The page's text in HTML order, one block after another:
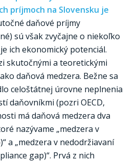
príjmoch na Slovensku je
daňové príjmy
sú však zvyčajne o niekoľko
ich ekonomický potenciál.
skutočnými a teoretickými
daňová medzera. Bežne sa
celoštátnej úrovne neplnenia
daňovníkmi (pozri OECD,
má daňová medzera dva
nazývame „medzera v
a „medzera v nedodržiavaní
gap)“. Prvá z nich